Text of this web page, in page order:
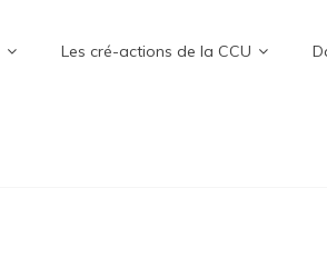
Les cré-actions de la CCU